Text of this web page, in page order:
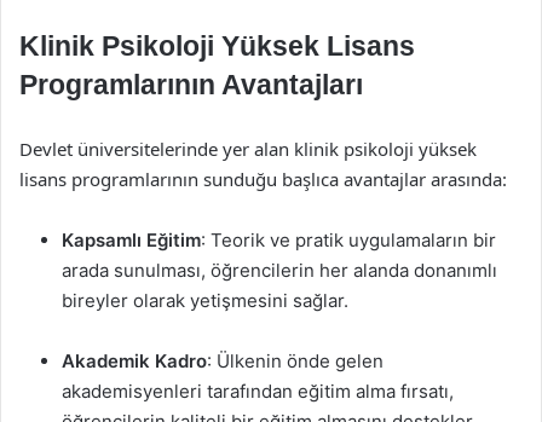
Klinik Psikoloji Yüksek Lisans
Programlarının Avantajları
Devlet üniversitelerinde yer alan klinik psikoloji yüksek
lisans programlarının sunduğu başlıca avantajlar arasında:
Kapsamlı Eğitim: Teorik ve pratik uygulamaların bir
arada sunulması, öğrencilerin her alanda donanımlı
bireyler olarak yetişmesini sağlar.
Akademik Kadro: Ülkenin önde gelen
akademisyenleri tarafından eğitim alma fırsatı,